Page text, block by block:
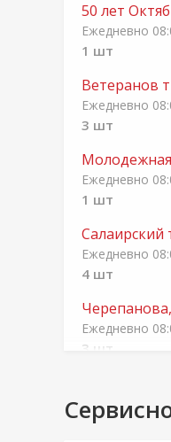
50 лет
Ежедневно
1 шт
Ветеранов
Ежедневно
3 шт
Ежедневно
1 шт
Салаирский
Ежедневно
4 шт
Ежедневно
3 шт
Ежедневно
3 шт